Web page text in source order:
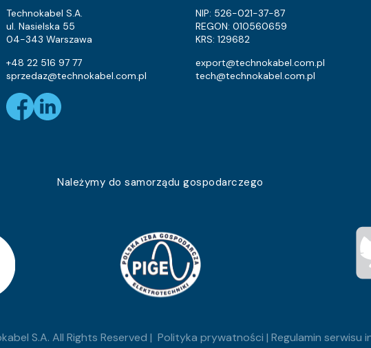
Technokabel S.A.
ul. Nasielska 55
04-343 Warszawa
+48 22 516 97 77
sprzedaz@technokabel.com.pl
NIP: 526-021-37-87
REGON: 010560659
KRS: 129682
export@technokabel.com.pl
tech@technokabel.com.pl
Należymy do samorządu gospodarczego
S.A. All Rights Reserved | Polityka prywatności | Regulamin serwisu